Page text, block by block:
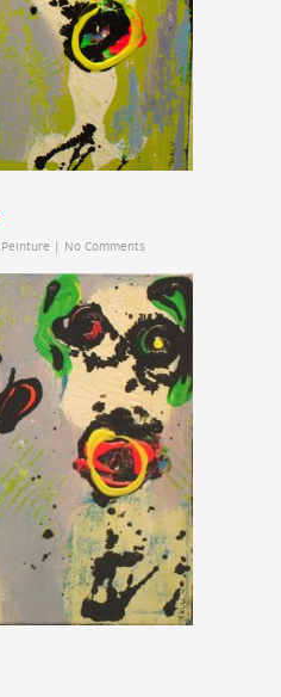
Peinture | No Comments